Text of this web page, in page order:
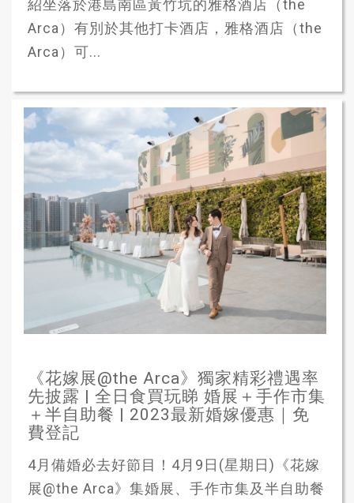
紹坐落於港島南區黃竹坑的雅格酒店（the
Arca）有別於其他打卡酒店，雅格酒店（the
Arca）可...
《花嫁展@the Arca》獨家精彩禮遇率
先披露 | 全日食買玩睇 婚展＋手作市集
＋半自助餐 | 2023最新婚嫁優惠｜免
費登記
4月備婚必去好節目！4月9日(星期日)《花嫁
展@the Arca》集婚展、手作市集及半自助餐